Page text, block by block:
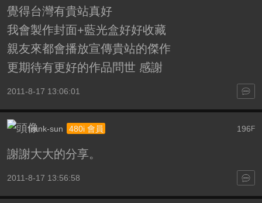
覺得台灣有貴站真好
我會製作封面+藍光盒好好收藏
親友來都會播放宣傳貴站的傑作
更期待有更好的作品問世 感謝
2011-8-17 13:06:01
196F
frank-sun 480i 會員
謝謝大大的分享。
2011-8-17 13:56:58